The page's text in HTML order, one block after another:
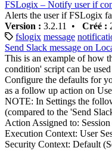
FSLogix – Notify user if
Alerts the user if FSLogix
Version : 3.2.11 • Créé :
fslogix message
Send Slack message on
This is an example of how
condition' script can be
Configure the defaults for
as a follow up action on
NOTE: In Settings the
(compared to the 'Send
Action Assigned to: Session
Execution Context: User
Security Context: Default